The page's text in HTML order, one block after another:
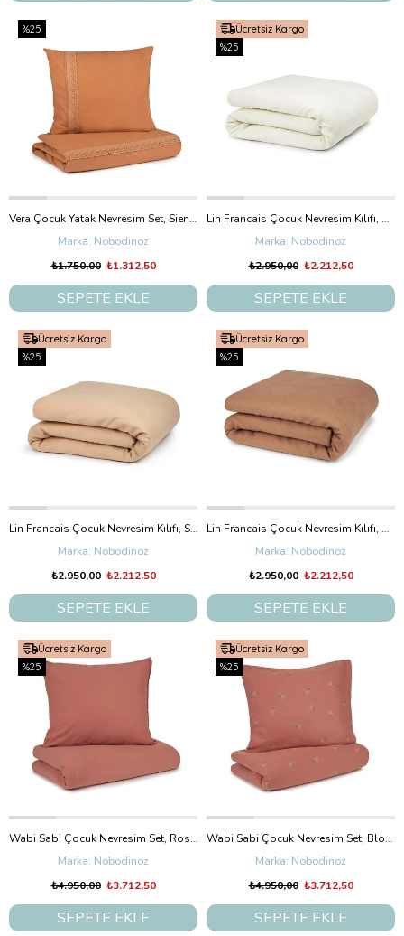
Vera Çocuk Yatak Nevresim Set, Sienna Brown
Nobodinoz
₺1.312,50
₺1.750,00
SEPETE EKLE
%25
Lin Francais Çocuk Nevresim Kılıfı, Off White
Nobodinoz
₺2.212,50
₺2.950,00
SEPETE EKLE
Ücretsiz Kargo
%25
Lin Francais Çocuk Nevresim Kılıfı, Sand
Nobodinoz
₺2.212,50
₺2.950,00
SEPETE EKLE
Ücretsiz Kargo
%25
Lin Francais Çocuk Nevresim Kılıfı, Noisette
Nobodinoz
₺2.212,50
₺2.950,00
SEPETE EKLE
Ücretsiz Kargo
%25
Wabi Sabi Çocuk Nevresim Set, Rosewood
Nobodinoz
₺3.712,50
₺4.950,00
SEPETE EKLE
Ücretsiz Kargo
%25
Wabi Sabi Çocuk Nevresim Set, Blossom Rosewood
Nobodinoz
₺3.712,50
₺4.950,00
SEPETE EKLE
Ücretsiz Kargo
%25